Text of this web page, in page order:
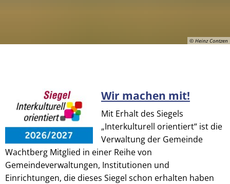
© Heinz Contzen
Wir machen mit!
Mit Erhalt des Siegels
„Interkulturell orientiert“ ist die
Verwaltung der Gemeinde
Wachtberg Mitglied in einer Reihe von
Gemeindeverwaltungen, Institutionen und
Einrichtungen, die dieses Siegel schon erhalten haben